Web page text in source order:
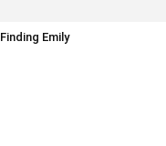
Finding Emily